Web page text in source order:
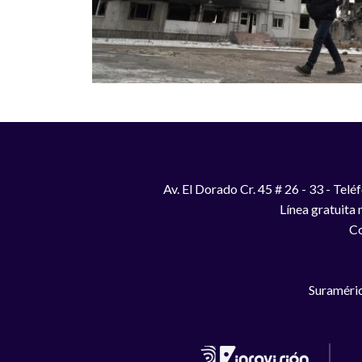
Av. El Dorado Cr. 45 # 26 - 33 -
Línea gratuita